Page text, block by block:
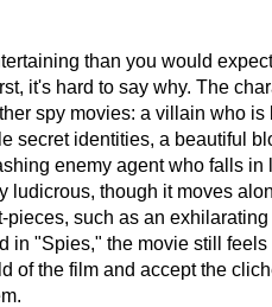
than you would
it's hard to say why. The
spy movies: a villain who is
secret identities, a beautiful
enemy agent who falls in
ludicrous, though it moves
pieces, such as an
in "Spies," the movie still feels
of the film and accept the